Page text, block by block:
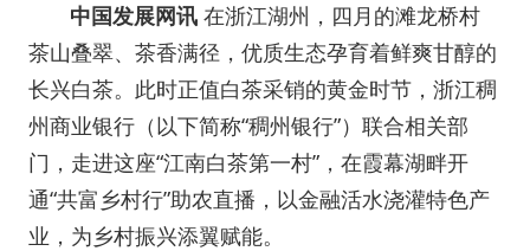
中国发展网讯 在浙江湖州，四月的滩龙桥村
茶山叠翠、茶香满径，优质生态孕育着鲜爽甘醇的
长兴白茶。此时正值白茶采销的黄金时节，浙江稠
州商业银行（以下简称“稠州银行”）联合相关部
门，走进这座“江南白茶第一村”，在霞幕湖畔开
通“共富乡村行”助农直播，以金融活水浇灌特色产
业，为乡村振兴添翼赋能。